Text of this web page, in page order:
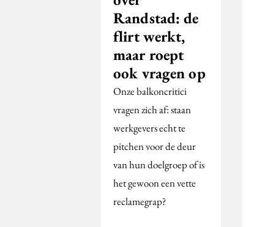
Randstad: de
flirt werkt,
maar roept
ook vragen op
Onze balkoncritici
vragen zich af: staan
werkgevers echt te
pitchen voor de deur
van hun doelgroep of is
het gewoon een vette
reclamegrap?